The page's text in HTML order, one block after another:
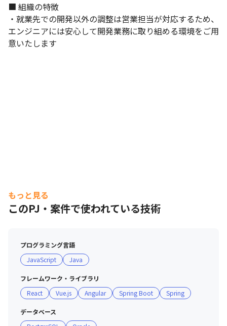
■ 組織の特徴
・就業先での開発以外の調整は営業担当が対応するため、
エンジニアには安心して開発業務に取り組める環境をご用
意いたします
もっと見る
このPJ・案件で使われている技術
プログラミング言語
JavaScript
Java
フレームワーク・ライブラリ
React
Vue.js Angular Spring Boot Spring
データベース